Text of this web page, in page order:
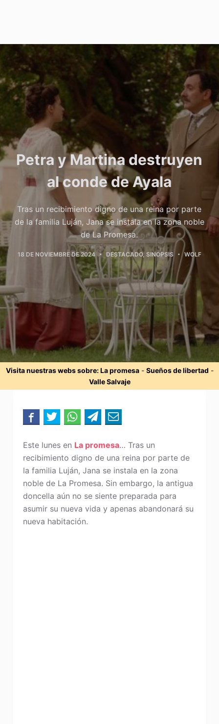
Petra y Martina destruyen
al conde de Ayala
Tras un recibimiento digno de una reina por parte
de la familia Luján, Jana se instala en la zona noble
de La Promesa.
18 DE NOVIEMBRE DE 2024 DESTACADO, SINOPSIS WOLF
Visita nuestras webs sobre:La promesa- Sueños de libertad -
Valle Salvaje
Este lunes en La promesa… Tras un
recibimiento digno de una reina por parte de
la familia Luján, Jana se instala en la zona
noble de La Promesa. Sin embargo, la antigua
doncella aún no se siente preparada para
asumir su nueva vida y apenas abandonará su
nueva habitación.